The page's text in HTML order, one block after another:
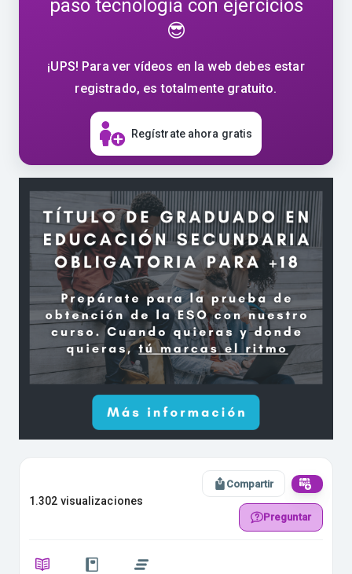
paso tecnología con ejercicios
😎
¡UPS! Para ver vídeos en la web debes estar
registrado, es totalmente gratuito.
Regístrate ahora gratis
1.302 visualizaciones
Compartir
Preguntar